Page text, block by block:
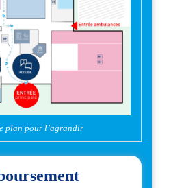
plan pour l’agrandir